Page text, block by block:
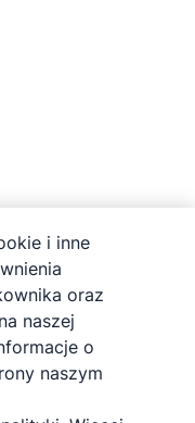
i inne
oraz
naszej
o
naszym